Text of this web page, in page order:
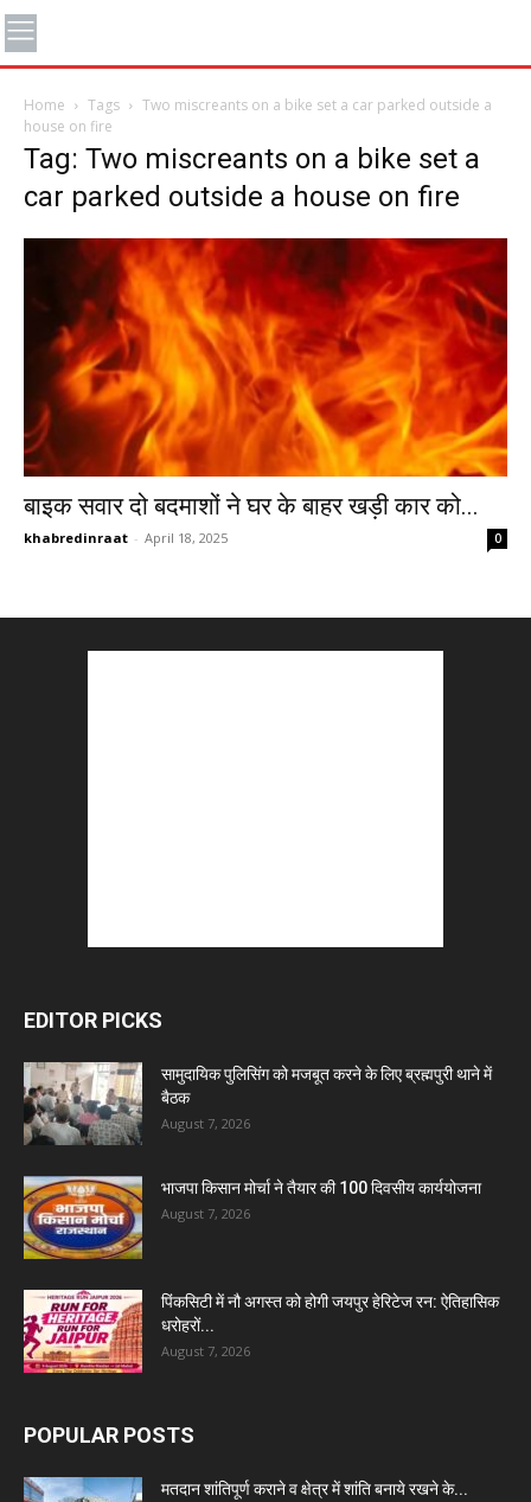
Home Tags
Two miscreants on a bike set a car parked outside a
house on fire
Tag: Two miscreants on a bike set a
car parked outside a house on fire
बाइक सवार दो बदमाशों ने घर के बाहर खड़ी कार को...
khabredinraat - April 18, 2025 0
EDITOR PICKS
सामुदायिक पुलिसिंग को मजबूत करने के लिए ब्रह्मपुरी थाने में
बैठक
August 7, 2026
भाजपा किसान मोर्चा ने तैयार की 100 दिवसीय कार्ययोजना
August 7, 2026
पिंकसिटी में नौ अगस्त को होगी जयपुर हेरिटेज रन: ऐतिहासिक
धरोहरों...
August 7, 2026
POPULAR POSTS
मतदान शांतिपूर्ण कराने व क्षेत्र में शांति बनाये रखने के...